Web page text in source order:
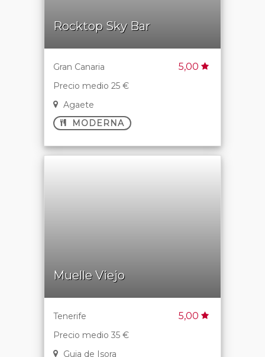
Rocktop Sky Bar
Gran Canaria 5,00
Precio medio 25 €
Agaete
MODERNA
Muelle Viejo
Tenerife 5,00
Precio medio 35 €
Guia de Isora